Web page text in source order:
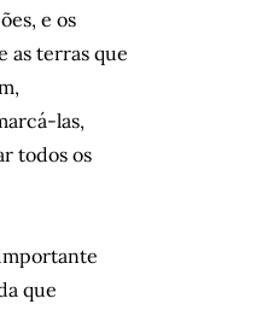
e os
as terras que
las,
todos os
que